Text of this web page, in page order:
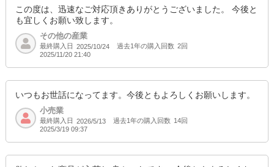
この度は、迅速なご対応頂きありがとうございました。 今後と
も宜しくお願い致します。
その他の産業
最終購入日 2025/10/24 過去1年の購入回数 2回
2025/11/20 21:40
いつもお世話になってます。今後ともよろしくお願いします。
小売業
最終購入日 2026/5/13 過去1年の購入回数 14回
2025/3/19 09:37